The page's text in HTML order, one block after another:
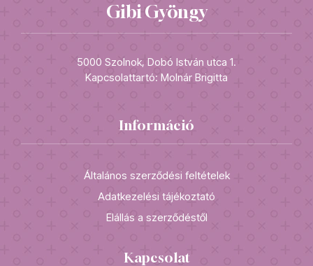
Gibi Gyöngy
5000 Szolnok, Dobó István utca 1.
Kapcsolattartó: Molnár Brigitta
Információ
Általános szerződési feltételek
Adatkezelési tájékoztató
Elállás a szerződéstől
Kapcsolat